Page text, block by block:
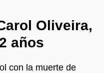
Oliveira,
años
con la muerte de